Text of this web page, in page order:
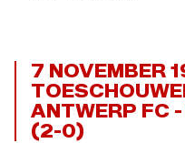
7 NOVEMBER
ANTWERP FC
(2-0)